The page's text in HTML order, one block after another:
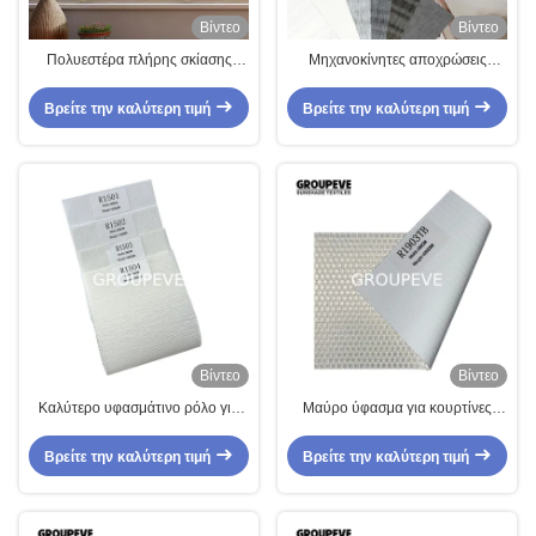
Βίντεο
Πολυεστέρα πλήρης σκίασης
Μηχανισμός Ρωμαϊκά Κεράφια
Βρείτε την καλύτερη τιμή
Βίντεο
Μηχανοκίνητες αποχρώσεις
πολυεστέρα Ρολ Ρωμαϊκές
Βρείτε την καλύτερη τιμή
Βίντεο
Καλύτερο υφασμάτινο ρόλο για
Βρείτε την καλύτερη τιμή
Βίντεο
Μαύρο ύφασμα για κουρτίνες
Ρολό σκιά ύφασμα με υφή
Βρείτε την καλύτερη τιμή